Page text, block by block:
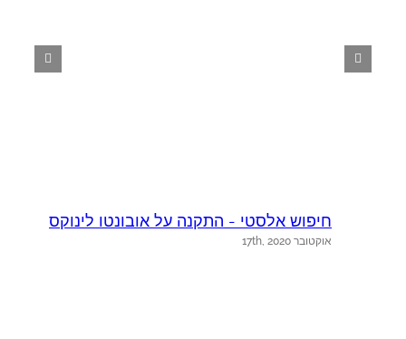
חיפוש אלסטי - התקנה על אובונטו לינוקס